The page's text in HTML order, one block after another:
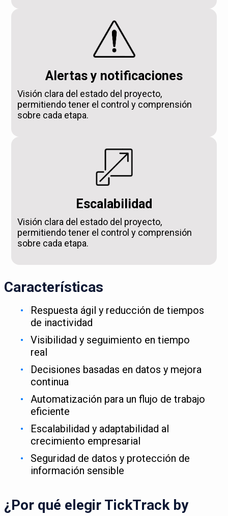
Alertas y notificaciones
Visión clara del estado del proyecto,
permitiendo tener el control y comprensión
sobre cada etapa.
Escalabilidad
Visión clara del estado del proyecto,
permitiendo tener el control y comprensión
sobre cada etapa.
Características
Respuesta ágil y reducción de tiempos
de inactividad
Visibilidad y seguimiento en tiempo
real
Decisiones basadas en datos y mejora
continua
Automatización para un flujo de trabajo
eficiente
Escalabilidad y adaptabilidad al
crecimiento empresarial
Seguridad de datos y protección de
información sensible
¿Por qué elegir TickTrack by